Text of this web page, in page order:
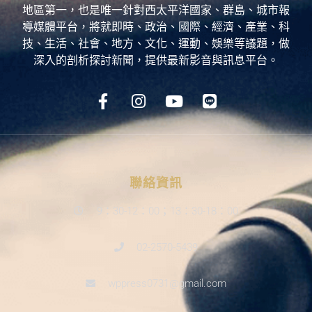
地區第一，也是唯一針對西太平洋國家、群島、城市報
導媒體平台，將就即時、政治、國際、經濟、產業、科
技、生活、社會、地方、文化、運動、娛樂等議題，做
深入的剖析探討新聞，提供最新影音與訊息平台。
聯絡資訊
9：30-12：00；13：30-18：00
02-2570-5439
wppress0731@gmail.com